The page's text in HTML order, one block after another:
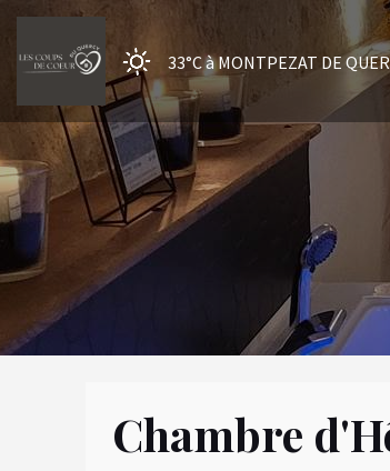
33°Cà MONTPEZAT DE
Chambre